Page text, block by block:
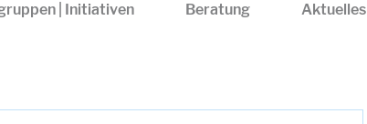
| Initiativen Beratung Aktuelles